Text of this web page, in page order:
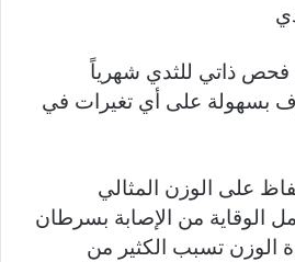
فحص ذاتي للثدي شهرياً
بسهولة على أي تغيرات في
على الوزن المثالي
الوقاية من الإصابة بسرطان
الوزن تسبب الكثير من